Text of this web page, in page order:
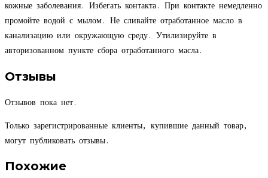
кожные заболевания. Избегать контакта. При контакте немедленно
промойте водой с мылом. Не сливайте отработанное масло в
канализацию или окружающую среду. Утилизируйте в
авторизованном пункте сбора отработанного масла.
Отзывы
Отзывов пока нет.
Только зарегистрированные клиенты, купившие данный товар,
могут публиковать отзывы.
Похожие